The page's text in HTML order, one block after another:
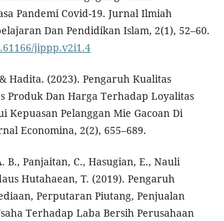
Pandemi Covid-19. Jurnal Ilmiah
Dan Pendidikan Islam, 2(1), 52–60.
jippp.v2i1.4
Hadita. (2023). Pengaruh Kualitas
Produk Dan Harga Terhadap Loyalitas
Kepuasan Pelanggan Mie Gacoan Di
Economina, 2(2), 655–689.
B., Panjaitan, C., Hasugian, E., Nauli
Hutahaean, T. (2019). Pengaruh
Perputaran Piutang, Penjualan
Terhadap Laba Bersih Perusahaan